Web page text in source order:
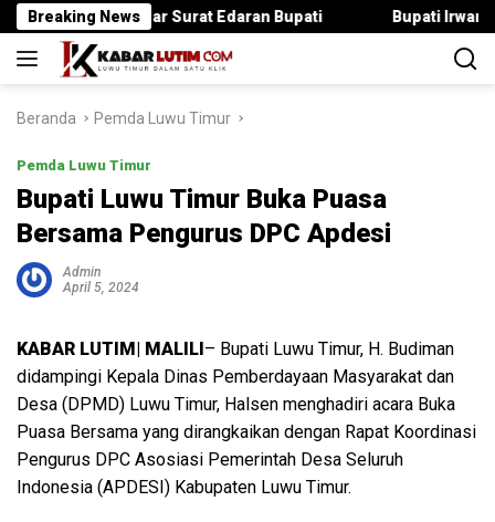
Langsung
ke
konten
Breaking News
Langgar Surat Edaran Bupati Bupati Irwan Serahkan
Beranda Pemda Luwu Timur
Pemda Luwu Timur
Bupati Luwu Timur Buka Puasa
Bersama Pengurus DPC Apdesi
Admin
April 5, 2024
KABAR LUTIM| MALILI– Bupati Luwu Timur, H. Budiman
didampingi Kepala Dinas Pemberdayaan Masyarakat dan
Desa (DPMD) Luwu Timur, Halsen menghadiri acara Buka
Puasa Bersama yang dirangkaikan dengan Rapat Koordinasi
Pengurus DPC Asosiasi Pemerintah Desa Seluruh
Indonesia (APDESI) Kabupaten Luwu Timur.